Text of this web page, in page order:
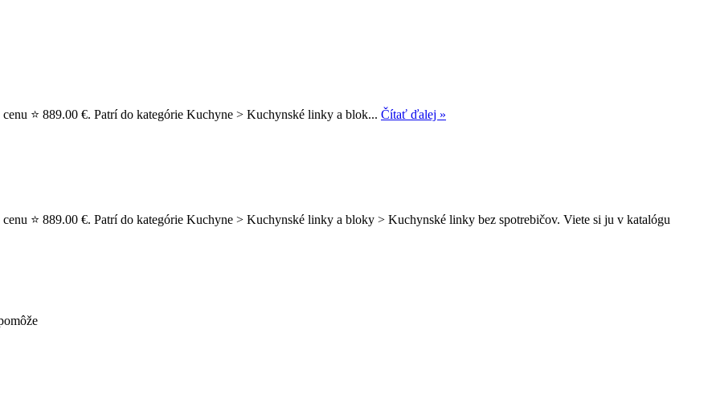
⭐ 889.00 €. Patrí do kategórie Kuchyne > Kuchynské linky a blok... Čítať ďalej »
⭐ 889.00 €. Patrí do kategórie Kuchyne > Kuchynské linky a bloky > Kuchynské linky bez spotrebičov. Viete si ju v katalógu